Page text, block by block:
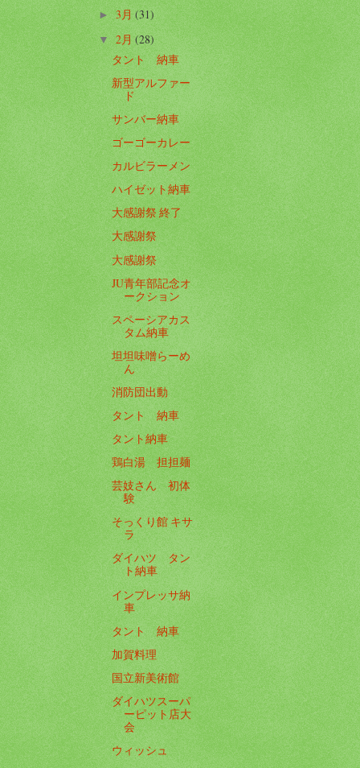
►3月(31)
▼2月(28)
タント 納車
新型アルファー
ド
サンバー納車
ゴーゴーカレー
カルビラーメン
ハイゼット納車
大感謝祭 終了
大感謝祭
大感謝祭
JU青年部記念オ
ークション
スペーシアカス
タム納車
坦坦味噌らーめ
ん
消防団出動
タント 納車
タント納車
鶏白湯 担担麺
芸妓さん 初体
験
そっくり館 キサ
ラ
ダイハツ タン
ト納車
インプレッサ納
車
タント 納車
加賀料理
国立新美術館
ダイハツスーパ
ーピット店大
会
ウィッシュ